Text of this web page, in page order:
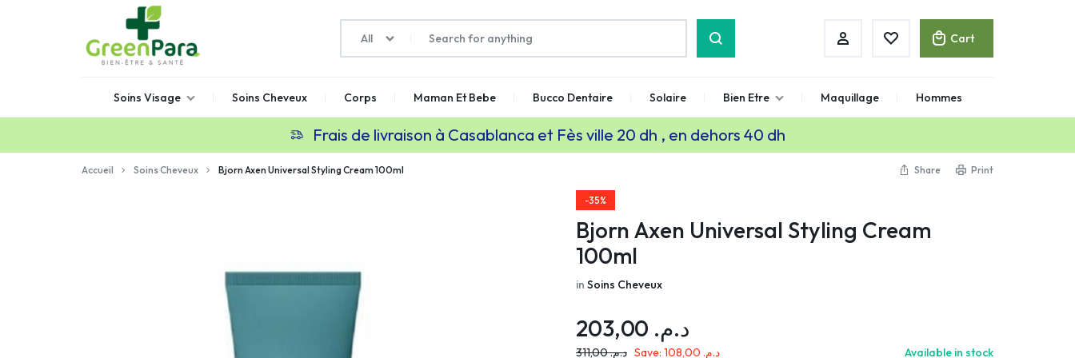
GREENPARA
Parapharmacie
Maroc
All Cart
Soins Visage Soins Cheveux Corps Maman Et Bebe Bucco Dentaire Solaire Bien Etre Maquillage Hommes
Frais de livraison à Casablanca et Fès ville 20 dh , en dehors 40 dh
Accueil Soins Cheveux Bjorn Axen Universal Styling Cream 100ml Share Print
-35%
Bjorn Axen Universal Styling Cream
100ml
inSoins Cheveux
د.م.
د.م.311,00 Save: د.م.108,00 Available in stock